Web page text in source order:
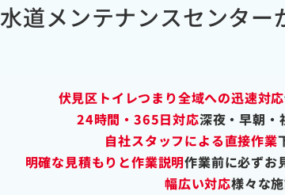
水道メンテナンスセンタ
伏見区トイレつまり全域への迅速対応
24時間・365日対応深夜・早朝・
自社スタッフによる直接作業
明確な見積もりと作業説明作業前に必ずお
幅広い対応様々な